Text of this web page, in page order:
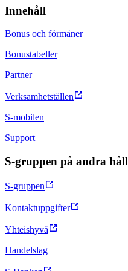
Innehåll
Bonus och förmåner
Bonustabeller
Partner
Verksamhetställen
S-mobilen
Support
S-gruppen på andra håll
S-gruppen
Kontaktuppgifter
Yhteishyvä
Handelslag